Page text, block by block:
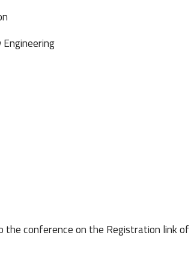
conference on the Registration link